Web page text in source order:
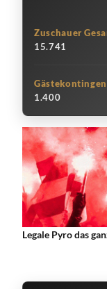
Zuschauer
15.741
1.400
Legale Pyro das